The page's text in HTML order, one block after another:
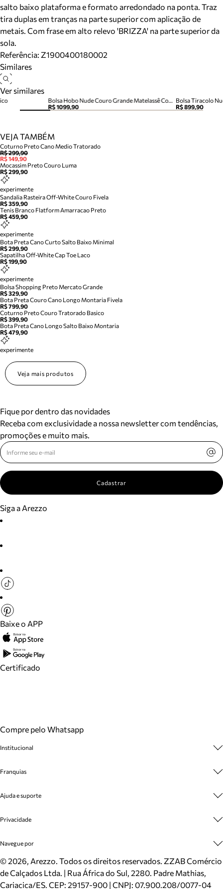
salto baixo plataforma e formato arredondado na ponta. Traz
tira duplas em tranças na parte superior com aplicação de
metais. Com frase em alto relevo 'BRIZZA' na parte superior da
sola.
Referência: Z1900400180002
Similares
Ver similares
Bolsa Hobo Nude Couro Grande Matelassê Corrente
R$ 1099,90
Bolsa Tiracolo
R$ 899,90
VEJA TAMBÉM
Coturno Preto Cano Medio Tratorado
R$ 299,90
R$ 149,90
Mocassim Preto Couro Luma
R$ 299,90
experimente
Sandalia Rasteira Off-White Couro Fivela
R$ 359,90
Tenis Branco Flatform Amarracao Preto
R$ 459,90
experimente
Bota Preta Cano Curto Salto Baixo Minimal
R$ 299,90
Sapatilha Off-White Cap Toe Laco
R$ 199,90
experimente
Bolsa Shopping Preto Mercato Grande
R$ 329,90
Bota Preta Couro Cano Longo Montaria Fivela
R$ 799,90
Coturno Preto Couro Tratorado Basico
R$ 399,90
Bota Preta Cano Longo Salto Baixo Montaria
R$ 479,90
experimente
Veja mais produtos
Fique por dentro das novidades
Receba com exclusividade a nossa newsletter com tendências,
promoções e muito mais.
Cadastrar
Siga a Arezzo
Baixe o APP
Certificado
Compre pelo Whatsapp
Institucional
Cashback
Venda Corporativa
Mapa do Site
Inverno
Mundo Arezzo
Franquias
Plano de Negócio
Ajuda e suporte
Cadastro
Meus Pedidos
Trocas e Devoluções
Cartão Presente
Localizador de lojas
Privacidade
Politica e Privacidade
Navegue por
Sapatos
Bolsas
Scarpins
©2026, Arezzo. Todos os direitos reservados. ZZAB Comércio
de Calçados Ltda. | Rua África do Sul, 2280. Padre Mathias,
Cariacica/ES. CEP: 29157-900 | CNPJ: 07.900.208/0077-04